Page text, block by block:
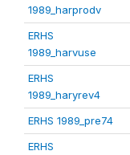
1989_harprodv
ERHS
1989_harvuse
ERHS
1989_haryrev4
ERHS 1989_pre74
ERHS